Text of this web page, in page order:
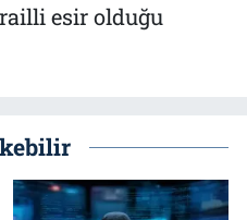
esir olduğu